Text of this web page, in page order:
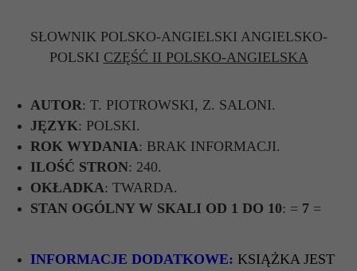
SŁOWNIK POLSKO-ANGIELSKI ANGIELSKO-
POLSKI CZĘŚĆ II POLSKO-ANGIELSKA
AUTOR: T. PIOTROWSKI, Z. SALONI.
JĘZYK: POLSKI.
ROK WYDANIA: BRAK INFORMACJI.
ILOŚĆ STRON: 240.
OKŁADKA: TWARDA.
STAN OGÓLNY W SKALI OD 1 DO 10: = 7 =
INFORMACJE DODATKOWE: KSIĄŻKA JEST